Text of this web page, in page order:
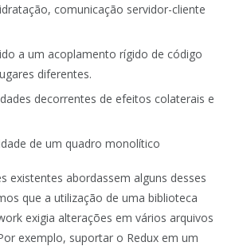
comunicação servidor-cliente
a um acoplamento rígido de código
diferentes.
decorrentes de efeitos colaterais e
de um quadro monolítico
existentes abordassem alguns desses
que a utilização de uma biblioteca
exigia alterações em vários arquivos
exemplo, suportar o Redux em um